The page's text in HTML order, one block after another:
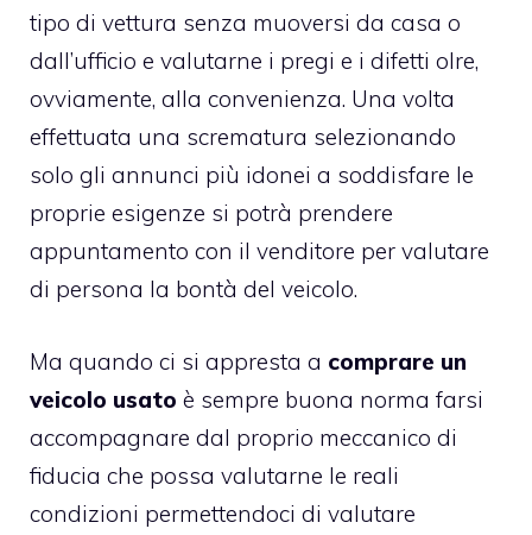
tipo di vettura senza muoversi da casa o
dall’ufficio e valutarne i pregi e i difetti olre,
ovviamente, alla convenienza. Una volta
effettuata una scrematura selezionando
solo gli annunci più idonei a soddisfare le
proprie esigenze si potrà prendere
appuntamento con il venditore per valutare
di persona la bontà del veicolo.
Ma quando ci si appresta a comprare un
veicolo usato è sempre buona norma farsi
accompagnare dal proprio meccanico di
fiducia che possa valutarne le reali
condizioni permettendoci di valutare